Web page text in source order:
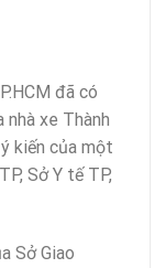
đã có
xe Thành
kiến của một
Sở Y tế TP,
Sở Giao